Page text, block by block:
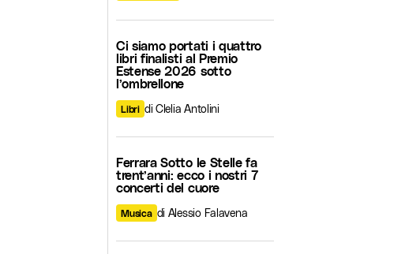
Ci siamo portati i quattro
libri finalisti al Premio
Estense 2026 sotto
l’ombrellone
Libri di Clelia Antolini
Ferrara Sotto le Stelle fa
trent’anni: ecco i nostri 7
concerti del cuore
Musica di Alessio Falavena